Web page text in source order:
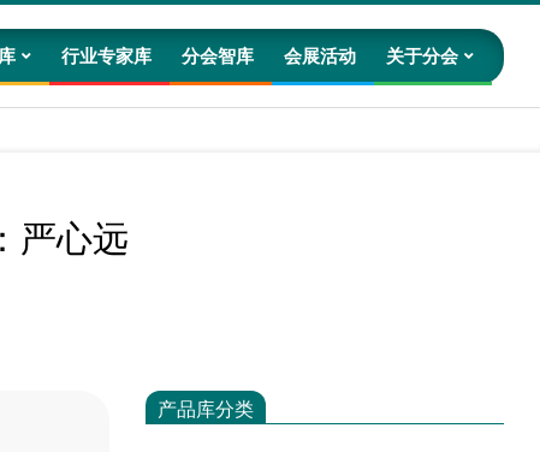
行业专家库 分会智库 会展活动 关于分会
严心远
产品库分类